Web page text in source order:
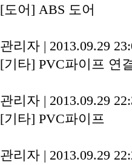
[도어] ABS 도어
관리자 | 2013.09.29
[기타] PVC파이프 연
관리자 | 2013.09.29
[기타] PVC파이프
관리자 | 2013.09.29